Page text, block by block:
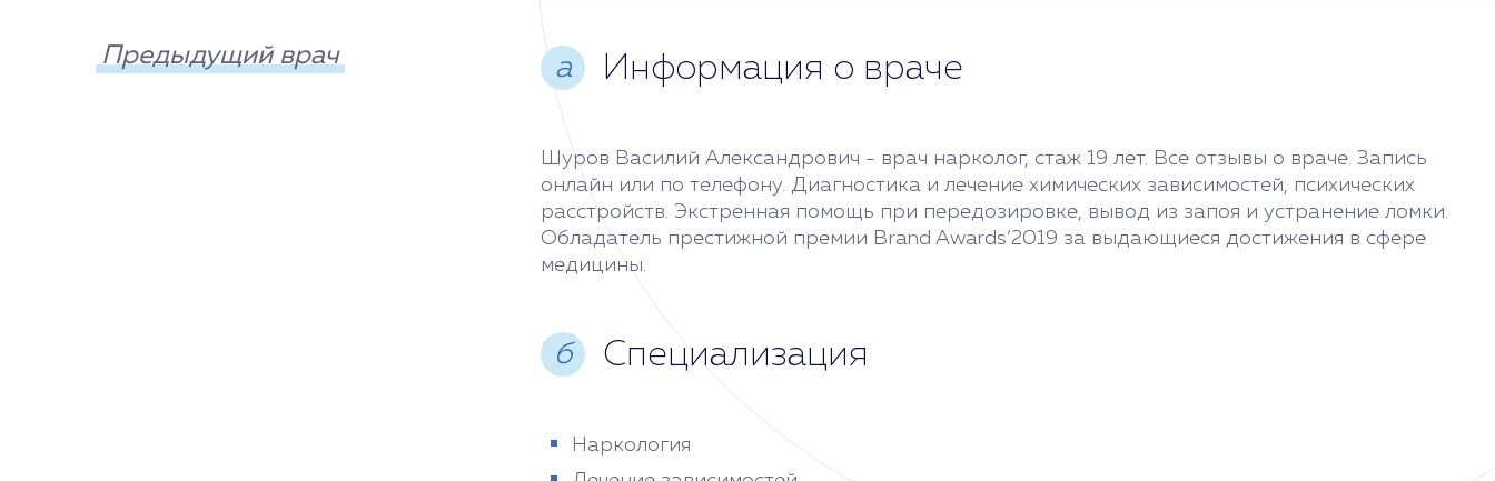
Предыдущий врач
Суббота 10:00 - 16:00
Воскресенье
а Информация о враче
Шуров Василий Александрович - врач нарколог, стаж 19 лет. Все отзывы о враче. Запись
онлайн или по телефону. Диагностика и лечение химических зависимостей, психических
расстройств. Экстренная помощь при передозировке, вывод из запоя и устранение ломки.
Обладатель престижной премии Brand Awards’2019 за выдающиеся достижения в сфере
медицины.
б Специализация
Наркология